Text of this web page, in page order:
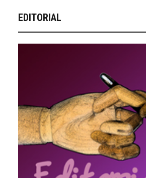
EDITORIAL